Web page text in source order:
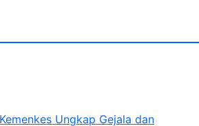
Ungkap Gejala dan